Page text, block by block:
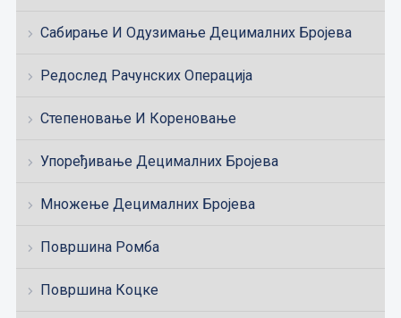
Сабирање И Одузимање Децималних Бројева
Редослед Рачунских Операција
Степеновање И Кореновање
Упоређивање Децималних Бројева
Множење Децималних Бројева
Површина Ромба
Површина Коцке